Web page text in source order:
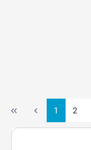
1 2
Op=Op